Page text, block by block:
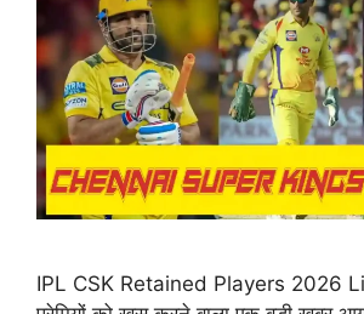
IPL CSK Retained Players 2026